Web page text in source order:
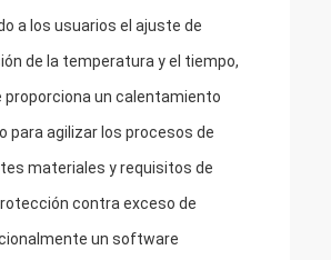
a los usuarios el ajuste de
de la temperatura y el tiempo,
proporciona un calentamiento
para agilizar los procesos de
materiales y requisitos de
contra exceso de
un software